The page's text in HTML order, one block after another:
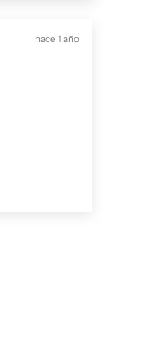
hace 1 año